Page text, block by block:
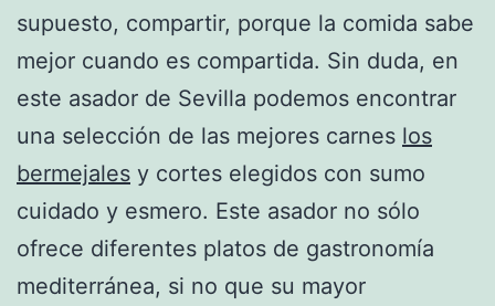
supuesto, compartir, porque la comida sabe
mejor cuando es compartida. Sin duda, en
este asador de Sevilla podemos encontrar
una selección de las mejores carnes los
bermejales y cortes elegidos con sumo
cuidado y esmero. Este asador no sólo
ofrece diferentes platos de gastronomía
mediterránea, si no que su mayor